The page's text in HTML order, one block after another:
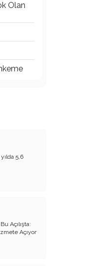
Olan
5,6
Açılışta:
Açıyor